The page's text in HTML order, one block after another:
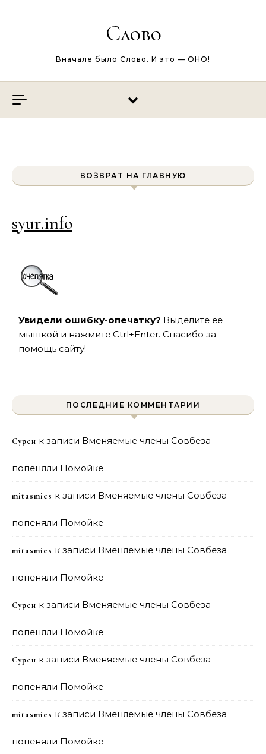
Слово
Вначале было Слово. И это — ОНО!
ВОЗВРАТ НА ГЛАВНУЮ
syur.info
Увидели ошибку-опечатку? Выделите ее
мышкой и нажмите Ctrl+Enter. Спасибо за
помощь сайту!
ПОСЛЕДНИЕ КОММЕНТАРИИ
Сурен к записи Вменяемые члены Совбеза
попеняли Помойке
mitasmies к записи Вменяемые члены Совбеза
попеняли Помойке
mitasmies к записи Вменяемые члены Совбеза
попеняли Помойке
Сурен к записи Вменяемые члены Совбеза
попеняли Помойке
Сурен к записи Вменяемые члены Совбеза
попеняли Помойке
mitasmies к записи Вменяемые члены Совбеза
попеняли Помойке